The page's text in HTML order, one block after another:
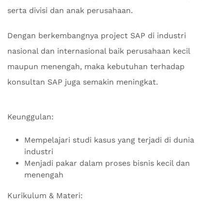
serta divisi dan anak perusahaan.
Dengan berkembangnya project SAP di industri
nasional dan internasional baik perusahaan kecil
maupun menengah, maka kebutuhan terhadap
konsultan SAP juga semakin meningkat.
Keunggulan:
Mempelajari studi kasus yang terjadi di dunia
industri
Menjadi pakar dalam proses bisnis kecil dan
menengah
Kurikulum & Materi: